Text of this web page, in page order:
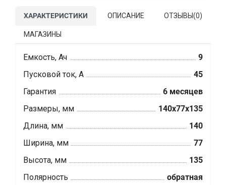
ХАРАКТЕРИСТИКИ ОПИСАНИЕ ОТЗЫВЫ(0)
МАГАЗИНЫ
Емкость, Ач
9
Пусковой ток, А
45
Гарантия
6 месяцев
Размеры, мм
140x77x135
Длина, мм
140
Ширина, мм
77
Высота, мм
135
Полярность
обратная